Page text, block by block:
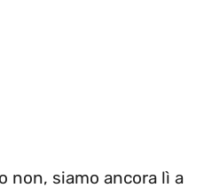
non, siamo ancora lì a